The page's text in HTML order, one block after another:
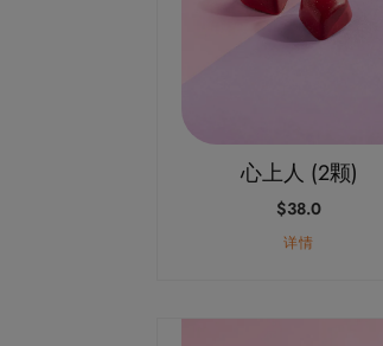
心上人 (2颗)
$38.0
详情